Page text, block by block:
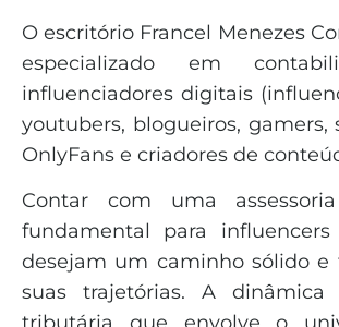
O escritório Francel Menezes
especializado em
influenciadores digitais
youtubers, blogueiros, gamers,
OnlyFans e criadores de
Contar com uma
fundamental para
desejam um caminho sólido e
suas trajetórias. A dinâmica